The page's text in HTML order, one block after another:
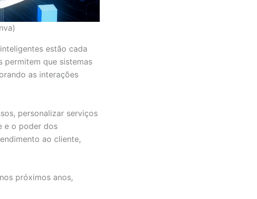
estão cada
permitem que sistemas
as interações
personalizar serviços
e o poder dos
ao cliente,
próximos anos,